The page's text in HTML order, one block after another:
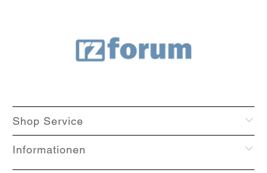
Shop Service
Informationen